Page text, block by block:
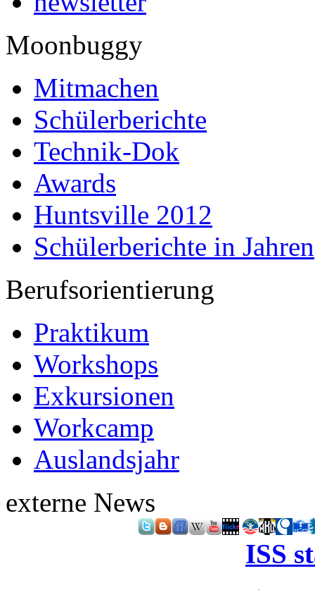
Moonbuggy
Mitmachen
Schülerberichte
Technik-Dok
Awards
Huntsville 2012
Schülerberichte in Jahren
Berufsorientierung
Praktikum
Workshops
Exkursionen
Workcamp
Auslandsjahr
externe News
ISS